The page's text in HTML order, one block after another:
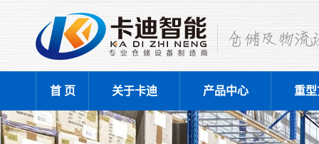
首 页 关于卡迪 产品中心 重